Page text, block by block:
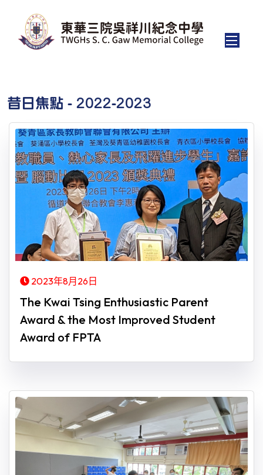
昔日焦點 - 2022-2023
2023年8月26日
The Kwai Tsing Enthusiastic Parent
Award & the Most Improved Student
Award of FPTA